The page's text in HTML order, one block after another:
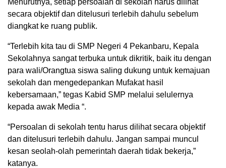
Menurutnya, setiap persoalan di sekolah harus dilihat
secara objektif dan ditelusuri terlebih dahulu sebelum
diangkat ke ruang publik.
“Terlebih kita tau di SMP Negeri 4 Pekanbaru, Kepala
Sekolahnya sangat terbuka untuk dikritik, baik itu dengan
para wali/Orangtua siswa saling dukung untuk kemajuan
sekolah dan mengedepankan Mufakat hasil
kebersamaan,” tegas Kabid SMP melalui selulernya
kepada awak Media “.
“Persoalan di sekolah tentu harus dilihat secara objektif
dan ditelusuri terlebih dahulu. Jangan sampai muncul
kesan seolah-olah pemerintah daerah tidak bekerja,”
katanya.